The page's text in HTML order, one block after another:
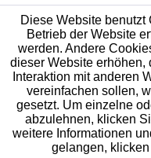
Diese Website benutzt
Betrieb der Website
werden. Andere
dieser Website erhöhen,
Interaktion mit anderen
vereinfachen sollen,
gesetzt. Um einzelne
abzulehnen, klicken
weitere Informationen
gelangen,